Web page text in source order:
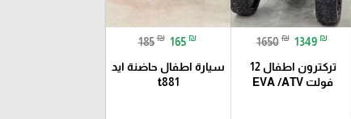
1650 ₪ 1349 ₪
تركترون اطفال 12
فولت EVA /ATV
185 ₪ 165 ₪
سيارة اطفال حاضنة ايد
t881